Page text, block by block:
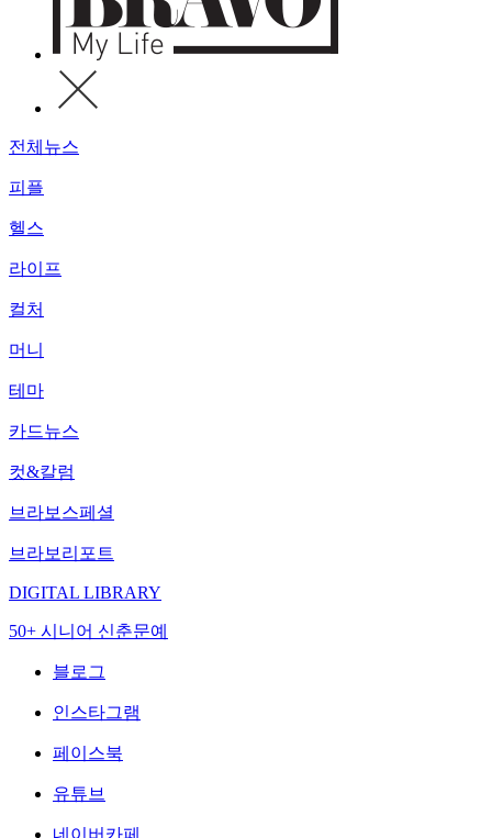
전체뉴스
피플
헬스
라이프
컬처
머니
테마
카드뉴스
컷&칼럼
브라보스페셜
브라보리포트
DIGITAL LIBRARY
50+ 시니어 신춘문예
블로그
인스타그램
페이스북
유튜브